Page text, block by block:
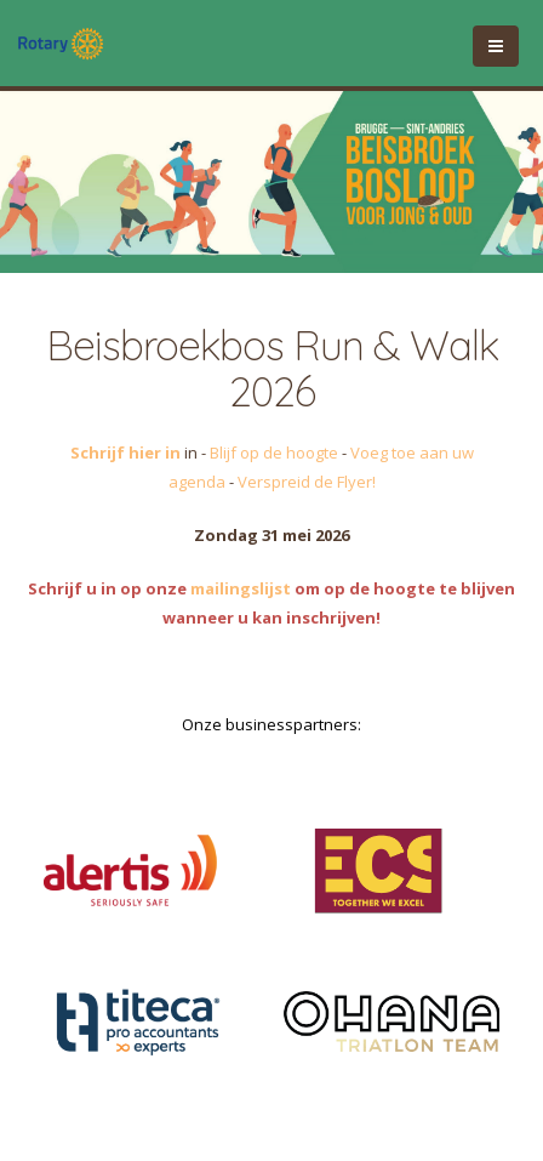
Beisbroekbos Run & Walk
2026
Schrijf hier in in - Blijf op de hoogte -Voeg toe aan uw
agenda -Verspreid de Flyer!
Zondag 31 mei 2026
Schrijf u in op onze mailingslijst om op de hoogte te blijven
wanneer u kan inschrijven!
Onze businesspartners: